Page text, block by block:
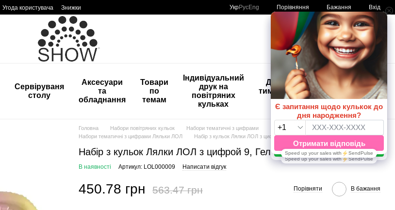
Угода користувача Знижки УкрРусEng Порівняння Бажання Вхід
Мій кошик
Сервіруваня
столу
Аксесуари
та
обладнання
Товари
по
темам
Індивідуальний
друк на
повітряних
кульках
Дитяче
тимчасове
тату
🚨🚨🚨
Розпродаж
Кульки з
друком😀
🎈
Головна Набори повітряних кульок
Набори тематичні з цифрами
Набори тематичні з цифрами Ляльки ЛОЛ
Набір з кульок Лялки ЛОЛ з цифрой 9, Гелій або повітря
Набір з кульок Лялки ЛОЛ з цифрой 9, Гелій або повітря
В наявності Артикул: LOL000009 Написати відгук
450.78 грн 563.47 грн Порівняти В бажання